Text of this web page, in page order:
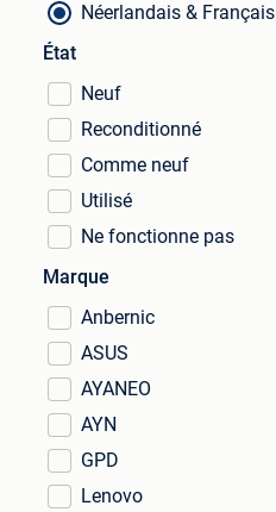
Néerlandais & Français
État
Neuf
Reconditionné
Comme neuf
Utilisé
Ne fonctionne pas
Marque
Anbernic
ASUS
AYANEO
AYN
GPD
Lenovo